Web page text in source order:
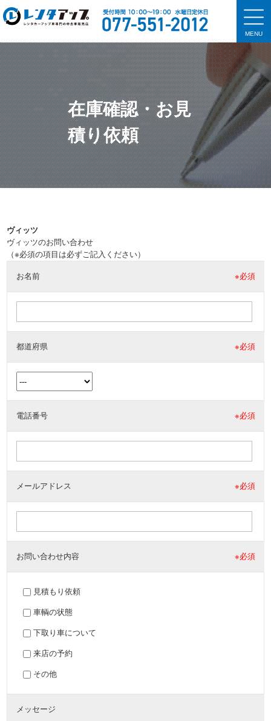
MENU
在庫確認・お見
積り依頼
ヴィッツ
ヴィッツのお問い合わせ
（※必須の項目は必ずご記入ください）
お名前 ※必須
都道府県 ※必須
電話番号 ※必須
メールアドレス ※必須
お問い合わせ内容 ※必須
見積もり依頼
車輌の状態
下取り車について
来店の予約
その他
メッセージ